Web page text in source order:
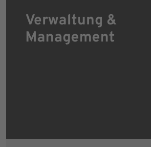
Verwaltung &
Management